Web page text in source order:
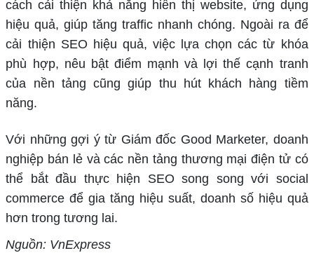
cách cải thiện khả năng hiển thị website, ứng dụng
hiệu quả, giúp tăng traffic nhanh chóng. Ngoài ra để
cải thiện SEO hiệu quả, việc lựa chọn các từ khóa
phù hợp, nêu bật điểm mạnh và lợi thế cạnh tranh
của nền tảng cũng giúp thu hút khách hàng tiềm
năng.
Với những gợi ý từ Giám đốc Good Marketer, doanh
nghiệp bán lẻ và các nền tảng thương mại điện tử có
thể bắt đầu thực hiện SEO song song với social
commerce để gia tăng hiệu suất, doanh số hiệu quả
hơn trong tương lai.
Nguồn: VnExpress